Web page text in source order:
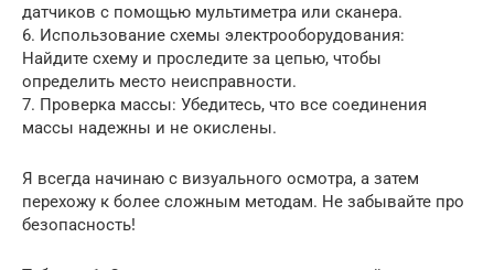
датчиков с помощью мультиметра или сканера.
6. Использование схемы электрооборудования:
Найдите схему и проследите за цепью, чтобы
определить место неисправности.
7. Проверка массы: Убедитесь, что все соединения
массы надежны и не окислены.
Я всегда начинаю с визуального осмотра, а затем
перехожу к более сложным методам. Не забывайте про
безопасность!